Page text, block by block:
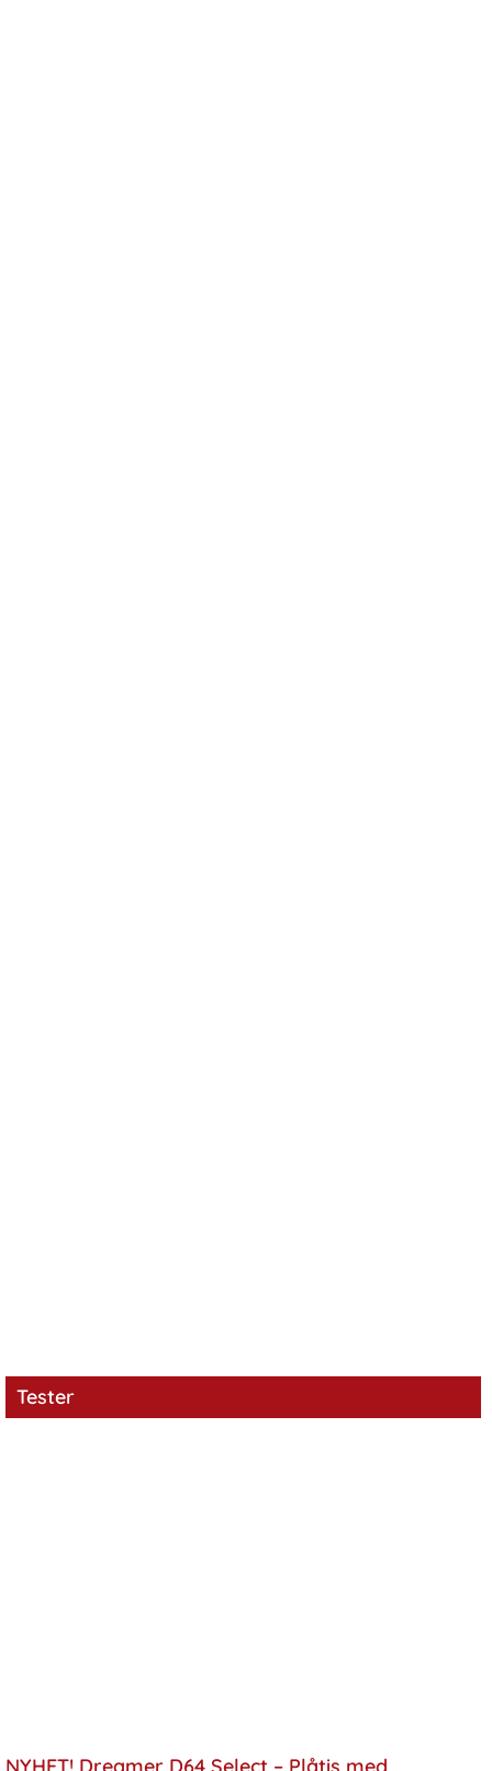
Tester
NYHET! Dreamer D64 Select – Plåtis med